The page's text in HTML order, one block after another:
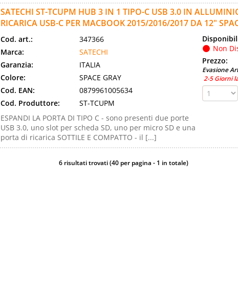
SATECHI ST-TCUPM HUB 3 IN 1 TIPO-C USB 3.0 IN
RICARICA USB-C PER MACBOOK 2015/2016/2017 DA 12"
Cod. art.:
347366
Marca:
SATECHI
Garanzia:
ITALIA
Colore:
SPACE GRAY
Cod. EAN:
0879961005634
Cod. Produttore:
ST-TCUPM
ESPANDI LA PORTA DI TIPO C - sono presenti due porte
USB 3.0, uno slot per scheda SD, uno per micro SD e una
porta di ricarica SOTTILE E COMPATTO - il [...]
Non
Prezzo:
Evasione
2-5 Giorni
6 risultati trovati (40 per pagina - 1 in totale)